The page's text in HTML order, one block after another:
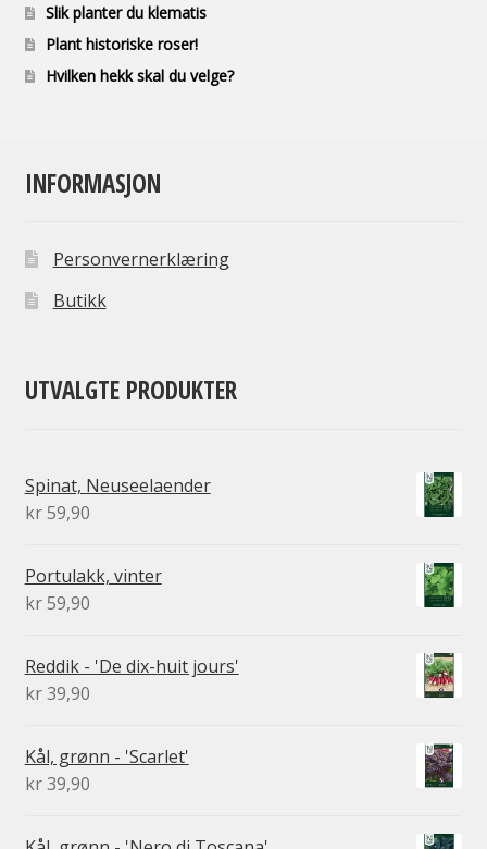
Slik planter du klematis
Plant historiske roser!
Hvilken hekk skal du velge?
INFORMASJON
Personvernerklæring
Butikk
UTVALGTE PRODUKTER
Spinat, Neuseelaender
kr59,90
Portulakk, vinter
kr59,90
Reddik - 'De dix-huit jours'
kr39,90
Kål, grønn - 'Scarlet'
kr39,90